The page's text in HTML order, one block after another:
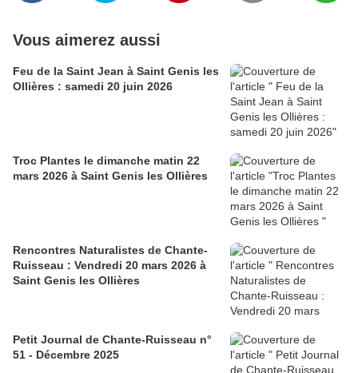
Vous aimerez aussi
Feu de la Saint Jean à Saint Genis les
Ollières : samedi 20 juin 2026
Troc Plantes le dimanche matin 22
mars 2026 à Saint Genis les Ollières
Rencontres Naturalistes de Chante-
Ruisseau : Vendredi 20 mars 2026 à
Saint Genis les Ollières
Petit Journal de Chante-Ruisseau n°
51 - Décembre 2025